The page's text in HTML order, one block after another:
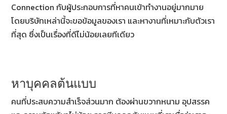
Connection กับผู้ประกอบการที่หาคนเข้าทำงานอยู่มากมาย
โดยบริษัทเหล่านี้จะขอข้อมูลของเรา และหางานที่เหมาะกับตัวเรา
ที่สุด ซึ่งเป็นเรื่องที่ดีไม่น้อยเลยทีเดียว
หาบุคคลต้นแบบ
คนที่ประสบความสำเร็จส่วนมาก ต้องผ่านขวากหนาม อุปสรรค